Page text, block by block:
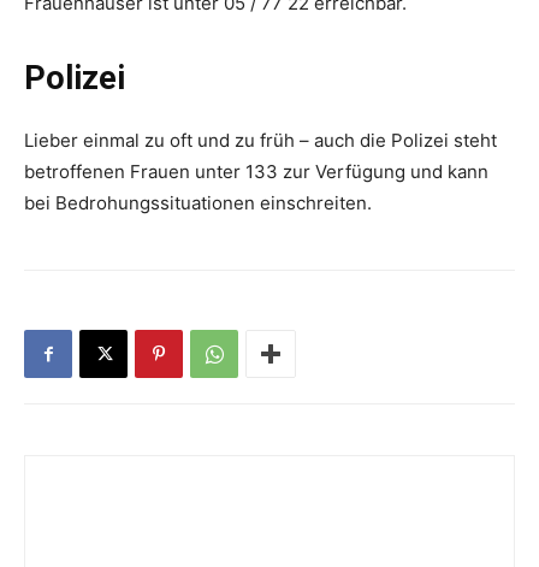
Polizei
Lieber einmal zu oft und zu früh – auch die Polizei steht
betroffenen Frauen unter 133 zur Verfügung und kann
bei Bedrohungssituationen einschreiten.